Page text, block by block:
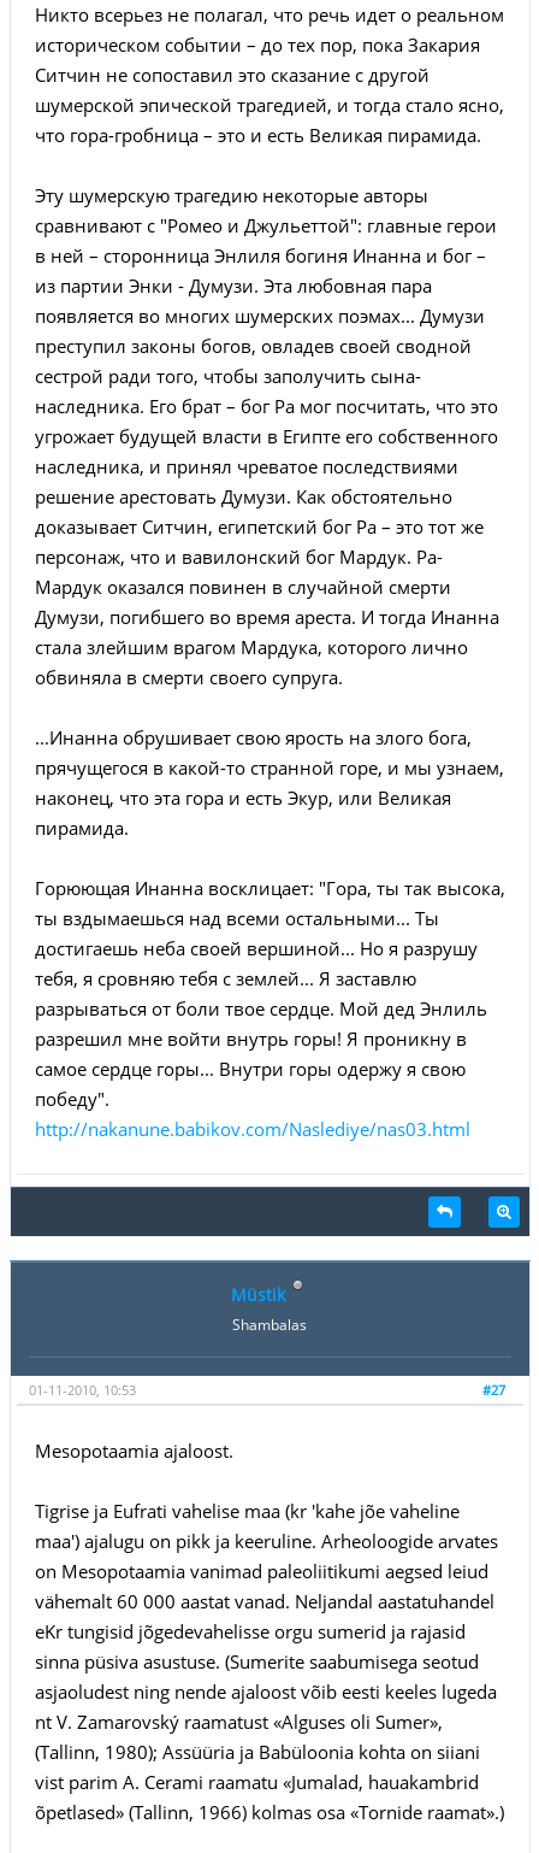
Никто всерьез не полагал, что речь идет о реальном
историческом событии – до тех пор, пока Закария
Ситчин не сопоставил это сказание с другой
шумерской эпической трагедией, и тогда стало ясно,
что гора-гробница – это и есть Великая пирамида.
Эту шумерскую трагедию некоторые авторы
сравнивают с "Ромео и Джульеттой": главные герои
в ней – сторонница Энлиля богиня Инанна и бог –
из партии Энки - Думузи. Эта любовная пара
появляется во многих шумерских поэмах... Думузи
преступил законы богов, овладев своей сводной
сестрой ради того, чтобы заполучить сына-
наследника. Его брат – бог Ра мог посчитать, что это
угрожает будущей власти в Египте его собственного
наследника, и принял чреватое последствиями
решение арестовать Думузи. Как обстоятельно
доказывает Ситчин, египетский бог Ра – это тот же
персонаж, что и вавилонский бог Мардук. Ра-
Мардук оказался повинен в случайной смерти
Думузи, погибшего во время ареста. И тогда Инанна
стала злейшим врагом Мардука, которого лично
обвиняла в смерти своего супруга.
...Инанна обрушивает свою ярость на злого бога,
прячущегося в какой-то странной горе, и мы узнаем,
наконец, что эта гора и есть Экур, или Великая
пирамида.
Горюющая Инанна восклицает: "Гора, ты так высока,
ты вздымаешься над всеми остальными... Ты
достигаешь неба своей вершиной... Но я разрушу
тебя, я сровняю тебя с землей... Я заставлю
разрываться от боли твое сердце. Мой дед Энлиль
разрешил мне войти внутрь горы! Я проникну в
самое сердце горы... Внутри горы одержу я свою
победу".
http://nakanune.babikov.com/Naslediye/nas03.html
Müstik
Shambalas
#27
01-11-2010, 10:53
Mesopotaamia ajaloost.
Tigrise ja Eufrati vahelise maa (kr 'kahe jõe vaheline
maa') ajalugu on pikk ja keeruline. Arheoloogide arvates
on Mesopotaamia vanimad paleoliitikumi aegsed leiud
vähemalt 60 000 aastat vanad. Neljandal aastatuhandel
eKr tungisid jõgedevahelisse orgu sumerid ja rajasid
sinna püsiva asustuse. (Sumerite saabumisega seotud
asjaoludest ning nende ajaloost võib eesti keeles lugeda
nt V. Zamarovský raamatust «Alguses oli Sumer»,
(Tallinn, 1980); Assüüria ja Babüloonia kohta on siiani
vist parim A. Cerami raamatu «Jumalad, hauakambrid
õpetlased» (Tallinn, 1966) kolmas osa «Tornide raamat».)